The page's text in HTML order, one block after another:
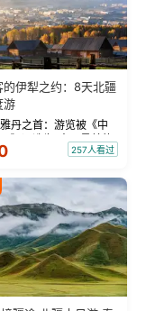
的伊犁之约：8天北疆
游
丹之首：游览被《中
理》评选为“中国最美的
第一名的克拉玛依魔鬼
村落——禾木村，欣赏
...
257人看过